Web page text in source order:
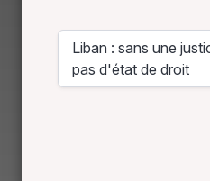
t
Liban : sans une
pas d'état de droit